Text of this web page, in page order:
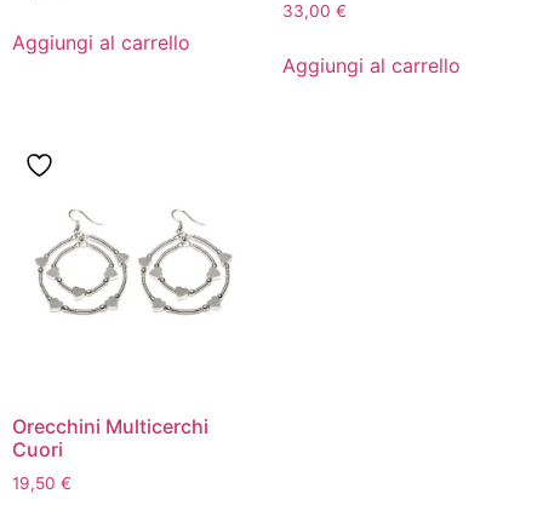
Aggiungi al carrello
33,00 €
Aggiungi al carrello
Orecchini Multicerchi
Cuori
19,50 €